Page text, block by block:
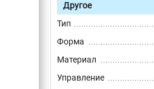
Другое
Тип
Форма
Материал
Управление